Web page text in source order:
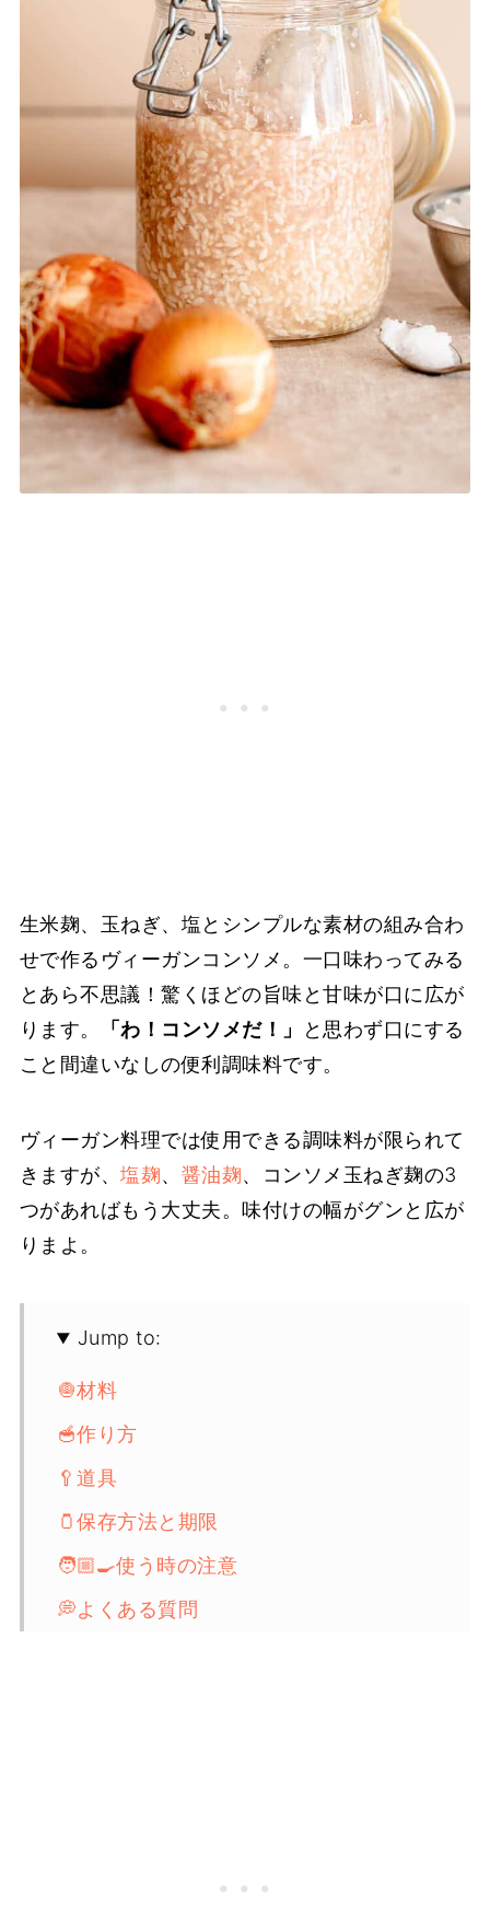
生米麹、玉ねぎ、塩とシンプルな素材の組み合わ
せで作るヴィーガンコンソメ。一口味わってみる
とあら不思議！驚くほどの旨味と甘味が口に広が
ります。
「わ！コンソメだ！」
と思わず口にする
こと間違いなしの便利調味料です。
ヴィーガン料理では使用できる調味料が限られて
きますが、塩麹、 醤油麹、コンソメ玉ねぎ麹の3
つがあればもう大丈夫。味付けの幅がグンと広が
りまよ。
Jump to:
🧅材料
🥣作り方
🥄道具
🫙保存方法と期限
🧑🏼‍🍳使う時の注意
💭よくある質問